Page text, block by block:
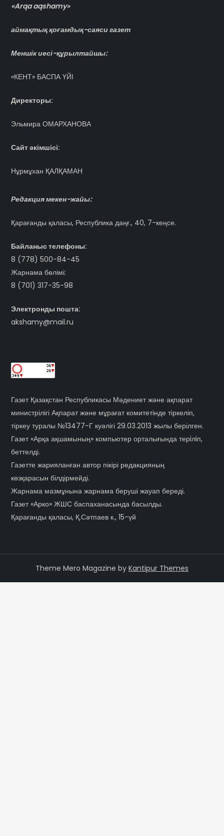
«Arqa aqshamy»
аймақтық қоғамдық-саяси газет
Меншік иесі-құрылтайшы:
«КЕНТ» БАСПА ҮЙІ
Директоры:
Эльмира ОМАРХАНОВА
Сайт әкімшісі:
Нұрмұхан ҚАЛҚАМАН
Редакция мекен-жайы:
Қарағанды қаласы, Республика даңғ., 40, 7-кеңсе.
Байланыс телефоны:
8 (778) 500-84-45
Жарнама бөлімі:
8 (701) 317-35-98
Электронды пошта:
akshamy@mail.ru
Газет Қазақстан Республикасы Мәдениет және ақпарат
министрілігі Ақпарат және мұрағат комитетінде тіркеліп,
тіркеу туралы №13477-Г куәлігі 29.03.2013 жылы берілген.
Газет «Арқа ақшамының» компьютер орталығында терiлiп,
беттелді.
Газетте жарияланған автор пікірі редакцияның
көзқарасын білдірмейді.
Жарнама мазмұнына жарнама беруші жауап береді.
Газет «Арко» ЖШС баспаханасында басылды.
Қарағанды қаласы, Қ.Сәтпаев к., 15-үй
Theme Mero Magazine by Kantipur Themes